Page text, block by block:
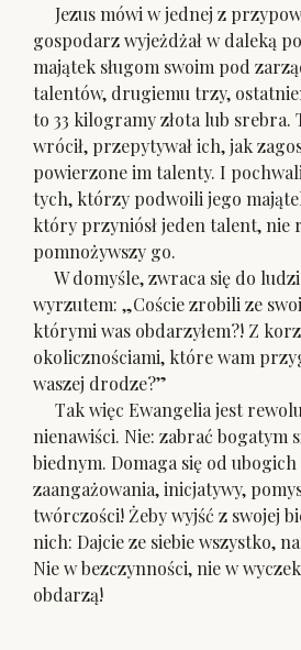
Jezus mówi w jednej z
gospodarz wyjeżdżał w daleką
majątek sługom swoim pod
talentów, drugiemu trzy,
to 33 kilogramy złota lub srebra.
wrócił, przepytywał ich, jak
powierzone im talenty. I
tych, którzy podwoili jego
który przyniósł jeden talent, nie
pomnożywszy go.
W domyśle, zwraca się do
wyrzutem: „Coście zrobili ze
którymi was obdarzyłem?! Z
okolicznościami, które wam
waszej drodze?”
Tak więc Ewangelia jest
nienawiści. Nie: zabrać bogatym
biednym. Domaga się od
zaangażowania, inicjatywy,
twórczości! Żeby wyjść z swojej
nich: Dajcie ze siebie wszystko,
Nie w bezczynności, nie w
obdarzą!